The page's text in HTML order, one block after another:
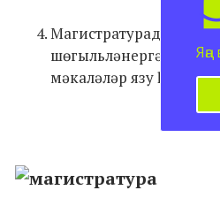
Магистратурада
шөгыльләнергә туры
мәкаләләр язу һәм